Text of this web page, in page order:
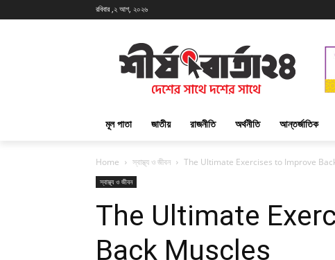
রবিবার ,২ আগ, ২০২৬
মূল পাতা জাতীয় রাজনীতি অর্থনীতি আন্তর্জাতিক
Home স্বাস্থ্য ও জীবন The Ultimate Exercises to Improve
স্বাস্থ্য ও জীবন
The Ultimate
Back Muscles